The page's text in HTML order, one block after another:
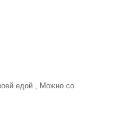
едой , Можно со